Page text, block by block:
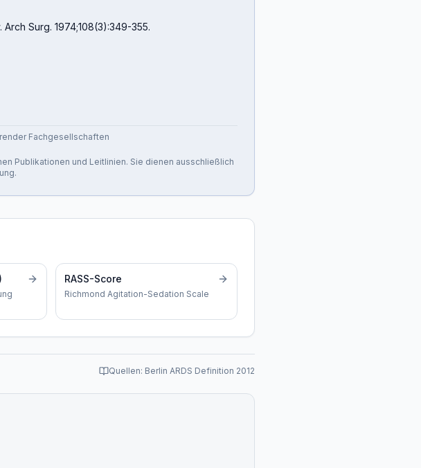
Surg. 1974;108(3):349-355.
Fachgesellschaften
Publikationen und Leitlinien. Sie dienen ausschließlich
RASS-Score
Richmond Agitation-Sedation Scale
Quellen: Berlin ARDS Definition 2012